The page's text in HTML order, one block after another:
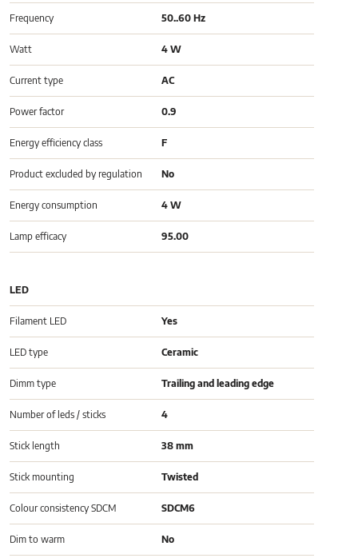
Frequency 50..60 Hz
Watt 4 W
Current type AC
Power factor 0.9
Energy efficiency class F
Product excluded by regulation No
Energy consumption 4 W
Lamp efficacy 95.00
LED
Filament LED Yes
LED type Ceramic
Dimm type Trailing and leading edge
Number of leds / sticks 4
Stick length 38 mm
Stick mounting Twisted
Colour consistency SDCM SDCM6
Dim to warm No